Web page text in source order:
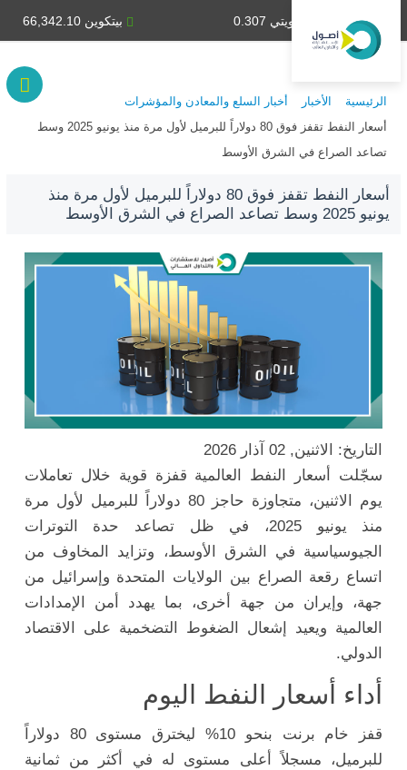
بيتكوين 66,342.10 دينار كويتي 0.307
الرئيسية الأخبار
أخبار السلع والمعادن والمؤشرات
أسعار النفط تقفز فوق 80 دولاراً للبرميل لأول مرة منذ يونيو 2025 وسط
تصاعد الصراع في الشرق الأوسط
أسعار النفط تقفز فوق 80 دولاراً للبرميل لأول مرة منذ
يونيو 2025 وسط تصاعد الصراع في الشرق الأوسط
التاريخ: الاثنين, 02 آذار 2026
سجّلت أسعار النفط العالمية قفزة قوية خلال تعاملات
يوم الاثنين، متجاوزة حاجز 80 دولاراً للبرميل لأول مرة
منذ يونيو 2025، في ظل تصاعد حدة التوترات
الجيوسياسية في الشرق الأوسط، وتزايد المخاوف من
اتساع رقعة الصراع بين الولايات المتحدة وإسرائيل من
جهة، وإيران من جهة أخرى، بما يهدد أمن الإمدادات
العالمية ويعيد إشعال الضغوط التضخمية على الاقتصاد
الدولي.
أداء أسعار النفط اليوم
قفز خام برنت بنحو 10% ليخترق مستوى 80 دولاراً
للبرميل، مسجلاً أعلى مستوى له في أكثر من ثمانية